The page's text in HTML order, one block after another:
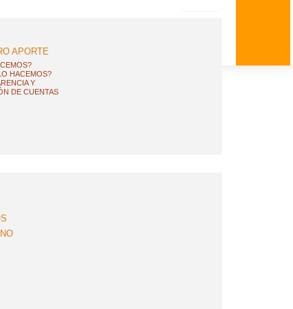
APORTE
HACEMOS?
Y
DE CUENTAS